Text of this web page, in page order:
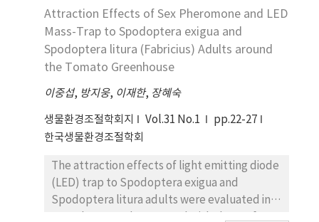
days for females, while the shortest
longevity was observed at 30°C, with males
living an average of 10.2 days and females 9.7
days.
이 결과 는 담배거세미나방 성충 예찰용의 성유인제
구성에는 두 성페로몬 화합물이 반드시 필요한 성분
임을 나타낸다. 미끼에 담긴 성페로몬은 0.1 ~10 mg
사이에서 함량이 증가할수록 유인된 수가 많았다. 적
Attraction Effects of Sex Pheromone and LED
Mass-Trap to Spodoptera exigua and
Spodoptera litura (Fabricius) Adults around
the Tomato Greenhouse
이중섭, 방지웅, 이재한, 장혜숙
생물환경조절학회지 Vol.31 No.1
pp.22-27
한국생물환경조절학회
The attraction effects of light emitting diode
(LED) trap to Spodoptera exigua and
Spodoptera litura adults were evaluated in